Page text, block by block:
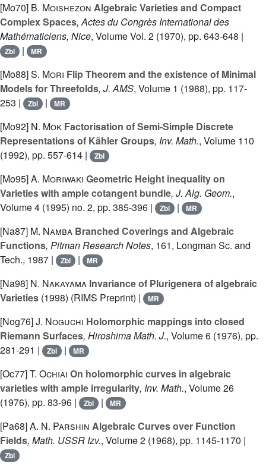
[Mo70] B. Moishezon Algebraic Varieties and Compact
Complex Spaces, Actes du Congrès International des
Mathématiciens, Nice, Volume Vol. 2 (1970), pp. 643-648 |
Zbl | MR
[Mo88]S. Mori Flip Theorem and the existence of Minimal
Models for Threefolds, J. AMS, Volume 1 (1988), pp. 117-
253 |
Zbl | MR
[Mo92] N. Mok Factorisation of Semi-Simple Discrete
Representations of Kähler Groups, Inv. Math., Volume 110
(1992), pp. 557-614 |
Zbl
[Mo95]A. Moriwaki Geometric Height inequality on
Varieties with ample cotangent bundle, J. Alg. Geom.,
Volume 4 (1995) no. 2, pp. 385-396 | Zbl | MR
[Na87] M. Namba Branched Coverings and Algebraic
Functions, Pitman Research Notes, 161, Longman Sc. and
Tech., 1987 |
Zbl | MR
[Na98] N. Nakayama Invariance of Plurigenera of algebraic
Varieties (1998) (RIMS Preprint) | MR
[Nog76]J. Noguchi Holomorphic mappings into closed
Riemann Surfaces, Hiroshima Math. J., Volume 6 (1976), pp.
281-291 |
Zbl | MR
[Oc77]T. Ochiai On holomorphic curves in algebraic
varieties with ample irregularity, Inv. Math., Volume 26
(1976), pp. 83-96 |
Zbl | MR
[Pa68]A. N. Parshin Algebraic Curves over Function
Fields, Math. USSR Izv., Volume 2 (1968), pp. 1145-1170 |
Zbl